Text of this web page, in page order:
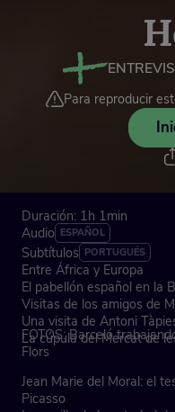
Para reproducir
Duración: 1h 1min
Audio ESPAÑOL
Subtítulos PORTUGUÉS
Entre África y Europa
El pabellón español en la
Visitas de los amigos de
Una visita de Antoni
La cúpula del Mercat de
FOTOS: Barceló
Flors
Jean Marie del Moral: el
Picasso